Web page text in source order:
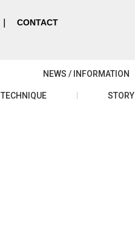
CONTACT
NEWS / INFORMATION
TECHNIQUE STORY